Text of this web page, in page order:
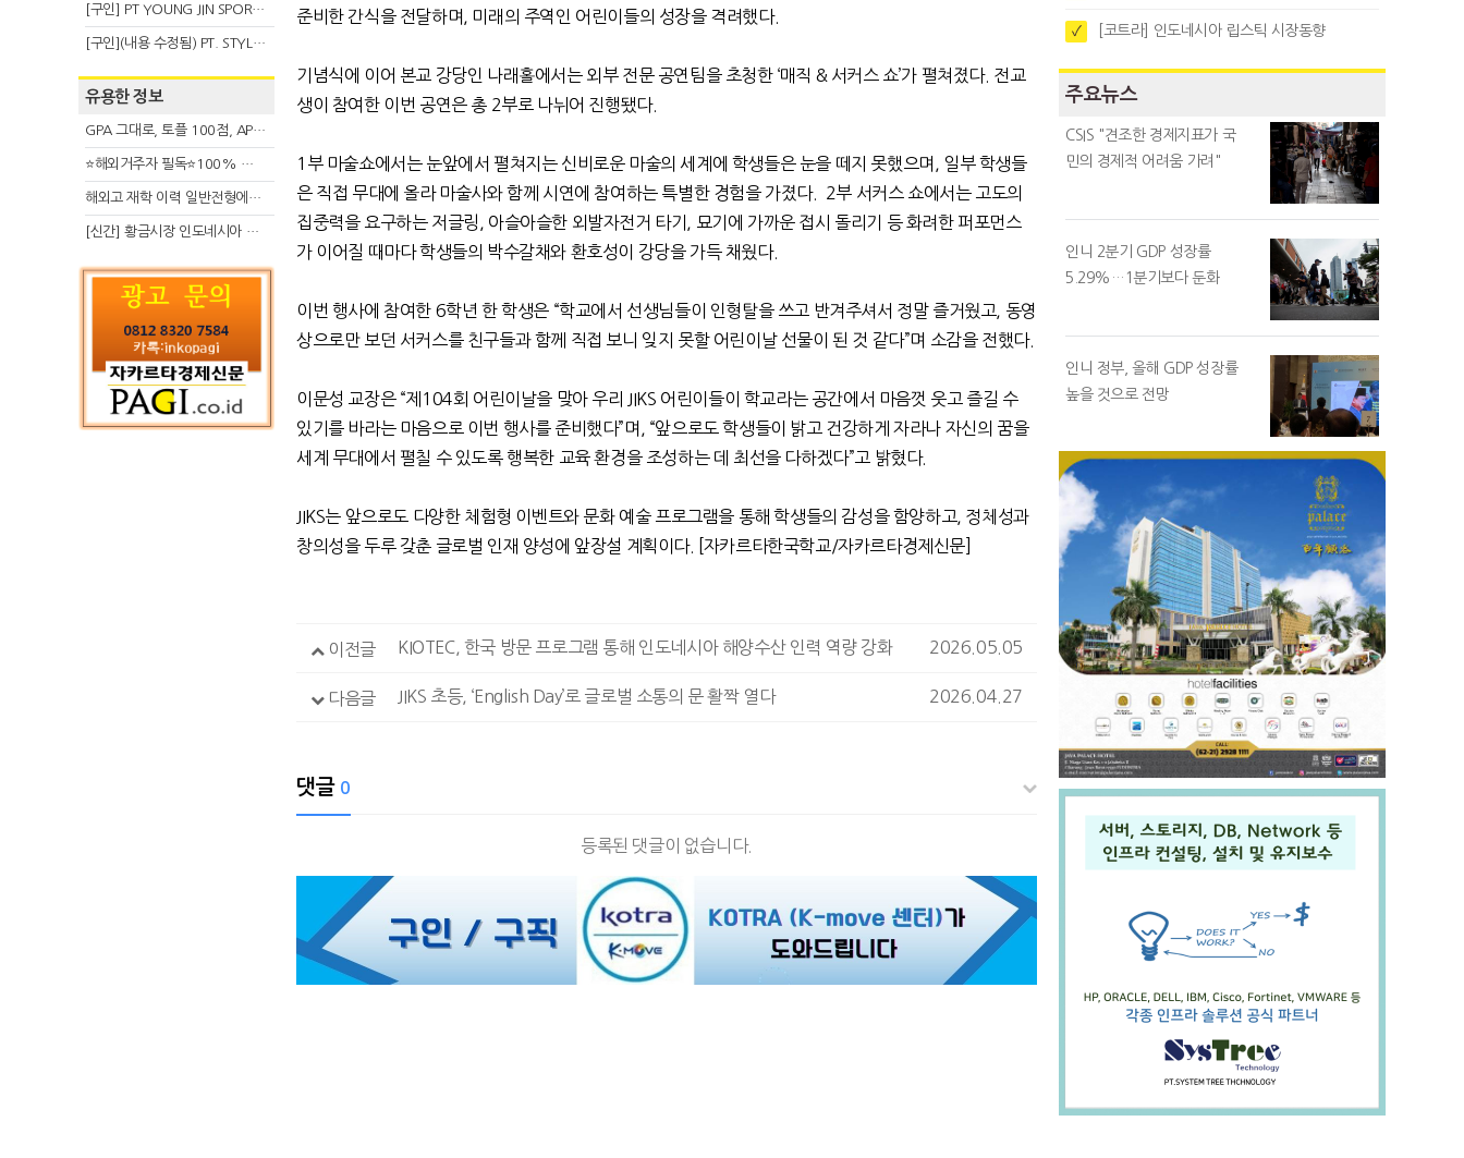
[구인] PT YOUNG JIN SPORT INDONESIA
[구인](내용 수정됨) PT. STYLE KOREAN INDONESIA (스타일 코리안 인도네시아)
유용한 정보
GPA 그대로, 토플 100점, AP 막막 — 원인은 하나입니다
⭐해외거주자 필독⭐100% 온라인 마지막 한국어교원 2급 추가모집 (~8/2)
해외고 재학 이력 일반전형에서 분명한 입시 강점 살리는 전략
[신간] 황금시장 인도네시아 슈퍼리치의 성공 수업
준비한 간식을 전달하며
미래의 주역인 어린이들의 성장을 격려했다.
기념식에 이어 본교 강당인 나래홀에서는 외부 전문 공연팀을 초청한‘매직 & 서커스 쇼’가 펼쳐졌다. 전교
생이 참여한 이번 공연은 총 2부로 나뉘어 진행됐다.
1 부 마술쇼에서는 눈앞에서 펼쳐지는 신비로운 마술의 세계에 학생들은 눈을 떼지 못했으며
일부 학생들
은 직접 무대에 올라 마술사와 함께 시연에 참여하는 특별한 경험을 가졌다. 2부 서커스 쇼에서는 고도의
집중력을 요구하는 저글링
아슬아슬한 외발자전거 타기
묘기에 가까운 접시 돌리기 등 화려한 퍼포먼스
가 이어질 때마다 학생들의 박수갈채와 환호성이 강당을 가득 채웠다.
이번 행사에 참여한 6학년 한 학생은 “학교에서 선생님들이 인형탈을 쓰고 반겨주셔서 정말 즐거웠고
동영
상으로만 보던 서커스를 친구들과 함께 직접 보니 잊지 못할 어린이날 선물이 된 것 같다”며 소감을 전했다.
이문성 교장은“제 104회 어린이날을 맞아 우리 JIKS 어린이들이 학교라는 공간에서 마음껏 웃고 즐길 수
있기를 바라는 마음으로 이번 행사를 준비했다”며 , “앞으로도 학생들이 밝고 건강하게 자라나 자신의 꿈을
세계 무대에서 펼칠 수 있도록 행복한 교육 환경을 조성하는 데 최선을 다하겠다”고 밝혔다.
JIKS는 앞으로도 다양한 체험형 이벤트와 문화 예술 프로그램을 통해 학생들의 감성을 함양하고
정체성과
창의성을 두루 갖춘 글로벌 인재 양성에 앞장설 계획이다. [ 자카르타한국학교 /자카르타경제신문
이전글 KIOTEC, 한국 방문 프로그램 통해 인도네시아 해양수산 인력 역량 강화 2026.05.05
다음글 JIKS 초등, ‘English Day’로 글로벌 소통의 문 활짝 열다 2026.04.27
댓글 0
등록된 댓글이 없습니다.
✓ [코트라] 인도네시아 립스틱 시장동향
주요뉴스
CSIS "견조한 경제지표가 국
민의 경제적 어려움 가려"
인니 2분기 GDP 성장률
5.29%…1분기보다 둔화
인니 정부, 올해 GDP 성장률
높을 것으로 전망